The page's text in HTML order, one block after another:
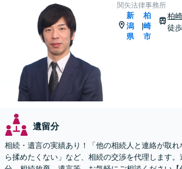
関矢法律事務所
新
潟
県
柏
崎
市
柏
徒
遺留分
相続・遺言の実績あり！「他の相続人と連絡が取
ら揉めたくない」など、相続の交渉を代理します。